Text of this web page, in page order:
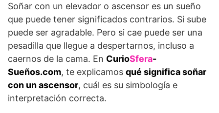
Soñar con un elevador o ascensor es un sueño
que puede tener significados contrarios. Si sube
puede ser agradable. Pero si cae puede ser una
pesadilla que llegue a despertarnos, incluso a
caernos de la cama. En CurioSfera-
Sueños.com, te explicamos qué significa soñar
con un ascensor, cuál es su simbología e
interpretación correcta.